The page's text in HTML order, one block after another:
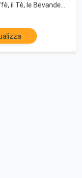
il Tè, le Bevande